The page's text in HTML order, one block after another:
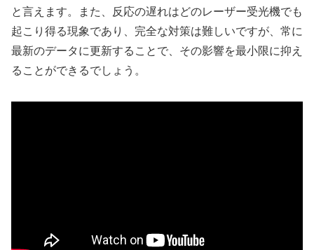
と言えます。また、反応の遅れはどのレーザー受光機でも
起こり得る現象であり、完全な対策は難しいですが、常に
最新のデータに更新することで、その影響を最小限に抑え
ることができるでしょう。